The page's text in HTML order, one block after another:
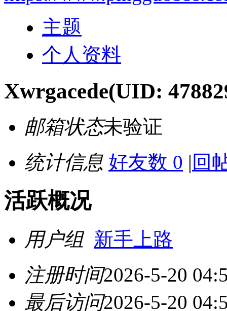
主题
个人资料
Xwrgacede(UID:
邮箱状态未验证
统计信息 好友数 0 | 回
活跃概况
用户组 新手上路
注册时间2026-5-20
最后访问2026-5-20